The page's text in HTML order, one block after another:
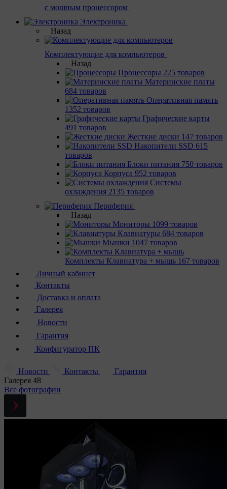
с мощным процессором
Электроника
Назад
Комплектующие для компьютеров
Назад
Процессоры 225 товаров
Материнcкие платы
684 товаров
Оперативная память
1352 товаров
Графические карты
491 товаров
Жесткие диски 147 товаров
Накопители SSD 615
товаров
Блоки питания 750 товаров
Корпуса 952 товаров
Системы
охлаждения 2135 товаров
Периферия
Назад
Мониторы 1099 товаров
Клавиатуры 684 товаров
Мышки 1047 товаров
Комплекты Клавиатура + мышь 167 товаров
Личный кабинет
Контакты
Доставка и оплата
Галерея
Новости
Гарантия
Конфигуратор ПК
Новости Контакты
Гарантия
Галерея 48
Все фотографии